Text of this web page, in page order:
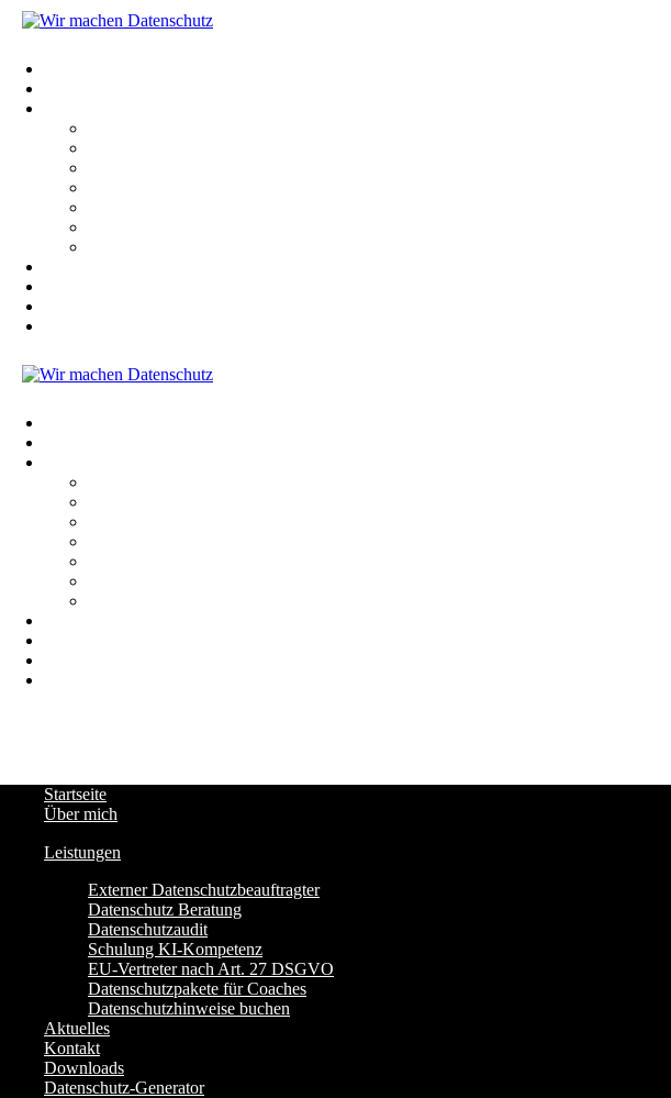
Startseite
Über mich
Leistungen
Externer Datenschutzbeauftragter
Datenschutz Beratung
Datenschutzaudit
Schulung KI-Kompetenz
EU-Vertreter nach Art. 27 DSGVO
Datenschutzpakete für Coaches
Datenschutzhinweise buchen
Aktuelles
Kontakt
Downloads
Datenschutz-Generator